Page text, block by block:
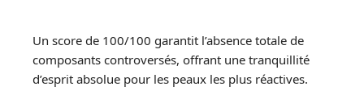
Un score de 100/100 garantit l’absence totale de
composants controversés, offrant une tranquillité
d’esprit absolue pour les peaux les plus réactives.